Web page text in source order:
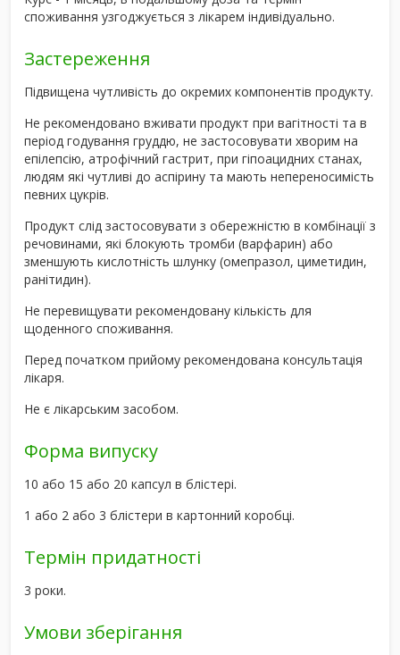
споживання узгоджується з лікарем індивідуально.
Застереження
Підвищена чутливість до окремих компонентів продукту.
Не рекомендовано вживати продукт при вагітності та в
період годування груддю, не застосовувати хворим на
епілепсію, атрофічний гастрит, при гіпоацидних станах,
людям які чутливі до аспірину та мають непереносимість
певних цукрів.
Продукт слід застосовувати з обережністю в комбінації з
речовинами, які блокують тромби (варфарин) або
зменшують кислотність шлунку (омепразол, циметидин,
ранітидин).
Не перевищувати рекомендовану кількість для
щоденного споживання.
Перед початком прийому рекомендована консультація
лікаря.
Не є лікарським засобом.
Форма випуску
10 або 15 або 20 капсул в блістері.
1 або 2 або 3 блістери в картонний коробці.
Термін придатності
3 роки.
Умови зберігання